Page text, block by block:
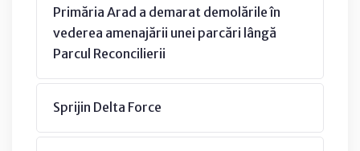
Primăria Arad a demarat demolările în
vederea amenajării unei parcări lângă
Parcul Reconcilierii
Sprijin Delta Force